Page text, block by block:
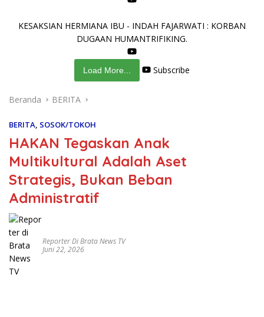
KESAKSIAN HERMIANA IBU - INDAH FAJARWATI : KORBAN
DUGAAN HUMANTRIFIKING.
Load More... Subscribe
Beranda BERITA
BERITA, SOSOK/TOKOH
HAKAN Tegaskan Anak
Multikultural Adalah Aset
Strategis, Bukan Beban
Administratif
Reporter Di Brata News TV
Juni 22, 2026